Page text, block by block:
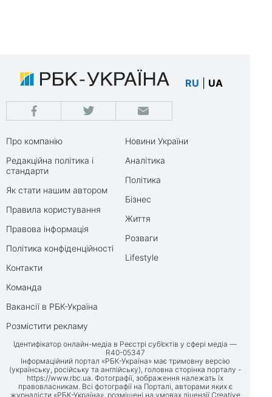
RU UA
Про компанію
Редакційна політика і
стандарти
Як стати нашим автором
Правила користування
Правова інформація
Політика конфіденційності
Контакти
Команда
Вакансії в РБК-Україна
Розмістити рекламу
Новини України
Аналітика
Політика
Бізнес
Життя
Розваги
Lifestyle
Ідентифікатор онлайн-медіа в Реєстрі суб’єктів у сфері медіа —
R40-05347
Інформаційний портал «РБК-Україна» має тримовну версію
(українську, російську та англійську), головна сторінка порталу -
https://www.rbc.ua. Фотографії, зображення належать їх
правовласникам. Всі фотографії на Порталі, авторами яких є
журналісти «РБК-Україна», розміщені на умовах ліцензії Creative